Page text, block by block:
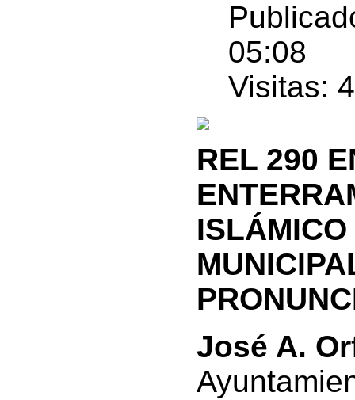
05:08
Visitas:
REL 290
José A.